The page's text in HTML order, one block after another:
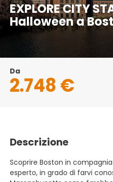
EXPLORE CITY
Halloween a
Da
2.748 €
Descrizione
Scoprire Boston in
esperto, in grado di farvi